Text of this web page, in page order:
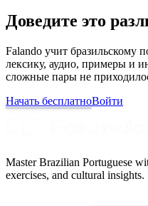
Доведите это
Falando учит бразильскому
лексику, аудио, примеры и
сложные пары не
Начать бесплатноВойти
Master Brazilian Portuguese
exercises, and cultural insights.